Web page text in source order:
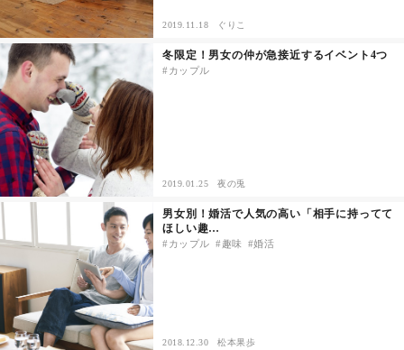
2019.11.18 ぐりこ
冬限定！男女の仲が急接近するイベント4つ
カップル
2019.01.25 夜の兎
男女別！婚活で人気の高い「相手に持ってて
ほしい趣…
カップル 趣味 婚活
2018.12.30 松本果歩